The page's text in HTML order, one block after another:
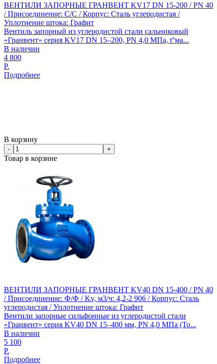
ВЕНТИЛИ ЗАПОРНЫЕ ГРАНВЕНТ KV17 DN 15-200 / PN 40
/ Присоединение: С/С / Корпус: Сталь углеродистая /
Уплотнение штока: Графит
Вентиль запорный из углеродистой стали сальниковый
«Гранвент» серия KV17 DN 15–200, PN 4,0 МПа, t°ма...
В наличии
4 800
Р.
Подробнее
В корзину
- +
Товар в корзине
ВЕНТИЛИ ЗАПОРНЫЕ ГРАНВЕНТ KV40 DN 15-400 / PN 40
/ Присоединение: Ф/Ф / Kv, м3/ч: 4,2-2 906 / Корпус: Сталь
углеродистая / Уплотнение штока: Графит
Вентили запорные сильфонные из углеродистой стали
«Гранвент» серия KV40 DN 15–400 мм, PN 4,0 МПа (То...
В наличии
5 100
Р.
Подробнее